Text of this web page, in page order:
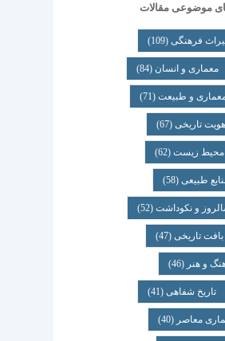
موضوعی مقالات
فرهنگی(109)
معماری و انسان (84)
و طبیعت(71)
هویت تاریخی(67)
محیط زیست(62)
طبیعی(58)
و نکوداشت(52)
بافت تاریخی(47)
و هنر (46)
تاریخ شفاهی(41)
معاصر (40)